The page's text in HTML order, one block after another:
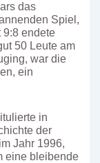
das
Spiel,
9:8 endete
50 Leute am
war die
ein
in
der
Jahr 1996,
eine bleibende